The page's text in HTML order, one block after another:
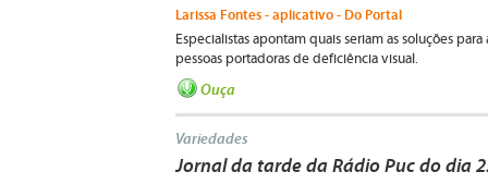
Larissa Fontes - aplicativo - Do Portal
Especialistas apontam quais seriam as soluções
pessoas portadoras de deficiência visual.
Ouça
Variedades
Jornal da tarde da Rádio Puc do dia